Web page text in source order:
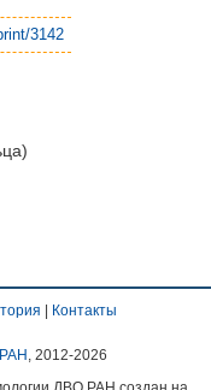
3142
| Контакты
, 2012-2026